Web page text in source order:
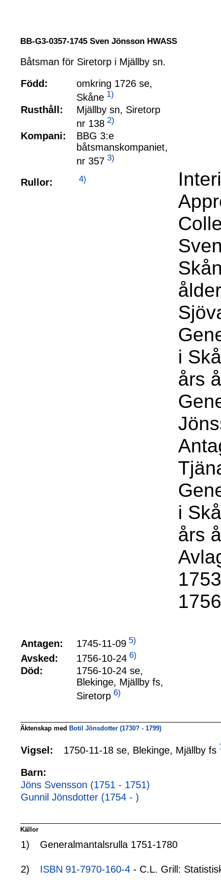
BB-G3-0357-1745 Sven Jönsson HWASS
Båtsman för Siretorp i Mjällby sn.
Född:
omkring 1726 se,
Skåne 1)
Rusthåll:
Mjällby sn, Siretorp
nr 138 2)
Kompani:
BBG 3:e
båtsmanskompaniet,
nr 357 3)
Rullor: 4)
i
års
i
års
Antagen: 1745-11-09 5)
Avsked: 1756-10-24 6)
Död:
1756-10-24 se,
Blekinge, Mjällby fs,
Siretorp 6)
Äktenskap med Botil Jönsdotter (1730? - 1799)
Vigsel: 1750-11-18 se, Blekinge, Mjällby fs
Barn:
Jöns Svensson (1751 - 1751)
Gunnil Jönsdotter (1754 - )
Källor
1) Generalmantalsrulla 1751-1780
2) ISBN 91-7970-160-4 - C.L. Grill: